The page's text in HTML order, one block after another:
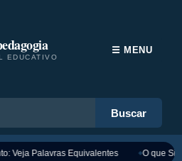
EDUCATIVO
Buscar
☰ MENU
Veja Palavras Equivalentes O que